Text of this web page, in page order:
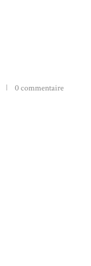
0 commentaire